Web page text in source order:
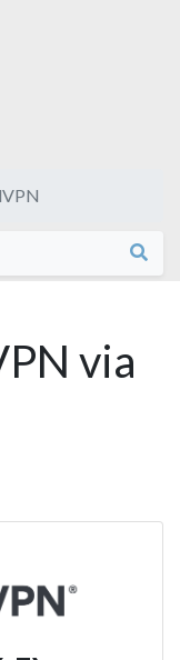
via